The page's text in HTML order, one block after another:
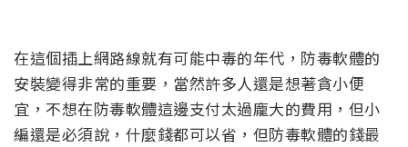
在這個插上網路線就有可能中毒的年代，防毒軟體的
安裝變得非常的重要，當然許多人還是想著貪小便
宜，不想在防毒軟體這邊支付太過龐大的費用，但小
編還是必須說，什麼錢都可以省，但防毒軟體的錢最